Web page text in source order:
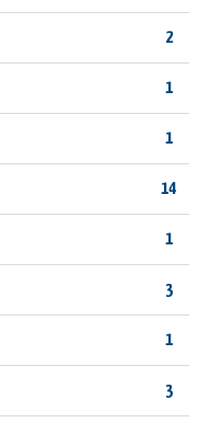
2
1
1
14
1
3
1
3